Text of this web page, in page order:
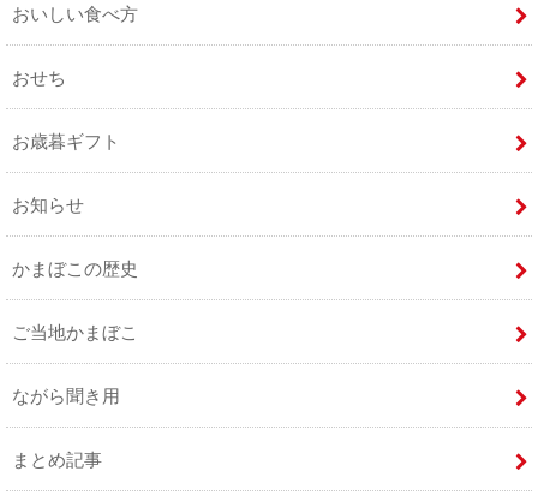
おいしい食べ方
おせち
お歳暮ギフト
お知らせ
かまぼこの歴史
ご当地かまぼこ
ながら聞き用
まとめ記事